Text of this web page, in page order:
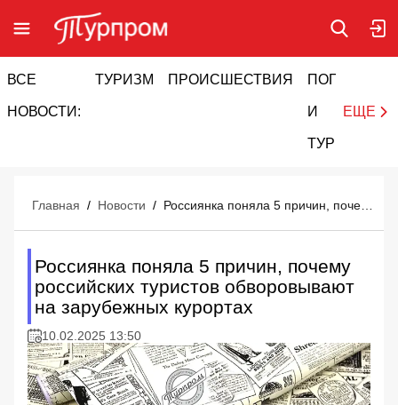
ВСЕ
НОВОСТИ:
ТУРИЗМ ПРОИСШЕСТВИЯ ПОГОДА
И
ТУРИЗМ
ЕЩЕ
Главная / Новости /
Россиянка поняла 5 причин, почему
российских туристов обворовывают
на зарубежных курортах
10.02.2025 13:50